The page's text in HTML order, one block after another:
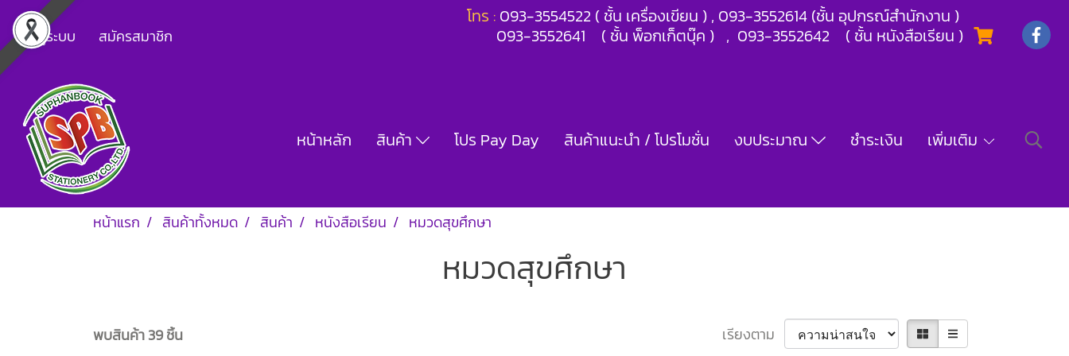
เข้าสู่ระบบ สมัครสมาชิก
โทร : 093-3554522 ( ชั้น เครื่องเขียน ) , 093-3552614 (ชั้น อุปกรณ์สำนักงาน )
093-3552641 ( ชั้น พ็อกเก็ตบุ๊ค ) , 093-3552642 ( ชั้น หนังสือเรียน )
หน้าหลัก สินค้า โปร Pay Day สินค้าแนะนำ / โปรโมชั่น งบประมาณ ชำระเงิน เพิ่มเติม
หน้าแรก สินค้าทั้งหมด สินค้า หนังสือเรียน หมวดสุขศึกษา
หมวดสุขศึกษา
พบสินค้า 39 ชิ้น เรียงตาม